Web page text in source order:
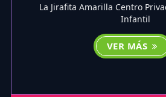
La Jirafita Amarilla Centro
Infantil
VER MÁS